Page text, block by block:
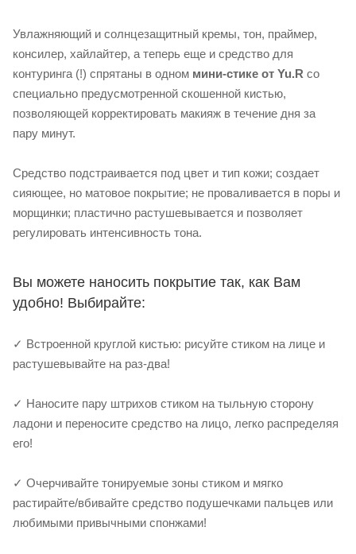
Увлажняющий и солнцезащитный кремы, тон, праймер,
консилер, хайлайтер, а теперь еще и средство для
контуринга (!) спрятаны в одном мини-стике от Yu.R со
специально предусмотренной скошенной кистью,
позволяющей корректировать макияж в течение дня за
пару минут. ⠀
Средство подстраивается под цвет и тип кожи; создает
сияющее, но матовое покрытие; не проваливается в поры и
морщинки; пластично растушевывается и позволяет
регулировать интенсивность тона. ⠀
Вы можете наносить покрытие так, как Вам
удобно! Выбирайте: ⠀
✓ Встроенной круглой кистью: рисуйте стиком на лице и
растушевывайте на раз-два! ⠀
✓ Наносите пару штрихов стиком на тыльную сторону
ладони и переносите средство на лицо, легко распределяя
его! ⠀
✓ Очерчивайте тонируемые зоны стиком и мягко
растирайте/вбивайте средство подушечками пальцев или
любимыми привычными спонжами! ⠀